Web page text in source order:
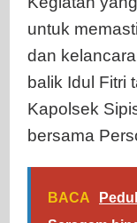
untuk
dan
balik Idul Fitri
Kapolsek
bersama
BACA